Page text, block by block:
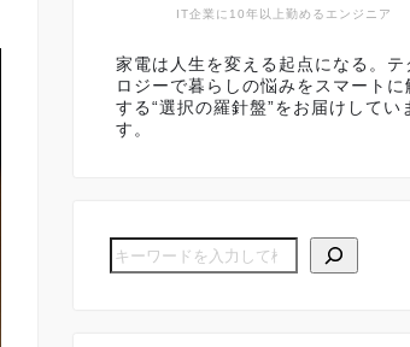
IT企業に10年以上勤めるエンジニア
家電は人生を変える起点になる。テ
ロジーで暮らしの悩みをスマートに
する“選択の羅針盤”をお届けしてい
す。